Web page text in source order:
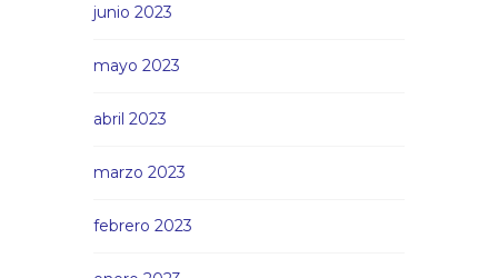
junio 2023
mayo 2023
abril 2023
marzo 2023
febrero 2023